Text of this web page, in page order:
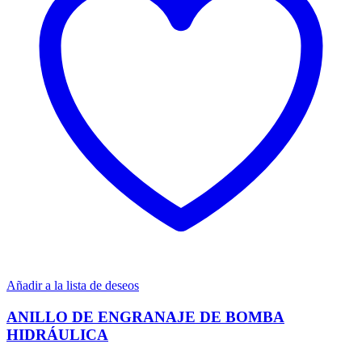
Añadir a la lista de deseos
ANILLO DE ENGRANAJE DE BOMBA
HIDRÁULICA